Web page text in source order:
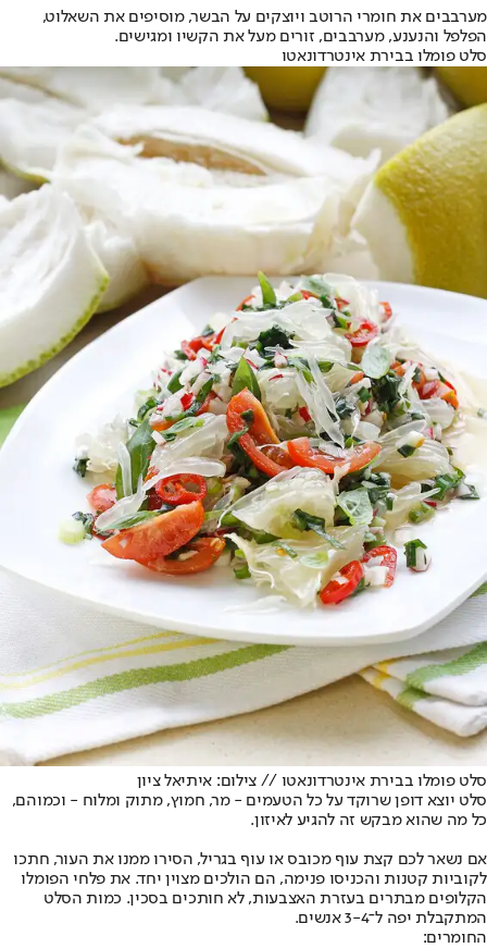
מערבבים את חומרי הרוטב ויוצקים על הבשר, מוסיפים את השאלוט,
הפלפל והנענע, מערבבים, זורים מעל את הקשיו ומגישים.
סלט פומלו בבירת אינטרדונאטו
סלט פומלו בבירת אינטרדונאטו // צילום: איתיאל ציון
סלט יוצא דופן שרוקד על כל הטעמים - מר, חמוץ, מתוק ומלוח - וכמוהם,
כל מה שהוא מבקש זה להגיע לאיזון.
אם נשאר לכם קצת עוף מכובס או עוף בגריל, הסירו ממנו את העור, חתכו
לקוביות קטנות והכניסו פנימה, הם הולכים מצוין יחד. את פלחי הפומלו
הקלופים מבתרים בעזרת האצבעות, לא חותכים בסכין. כמות הסלט
המתקבלת יפה ל־3-4 אנשים.
החומרים: